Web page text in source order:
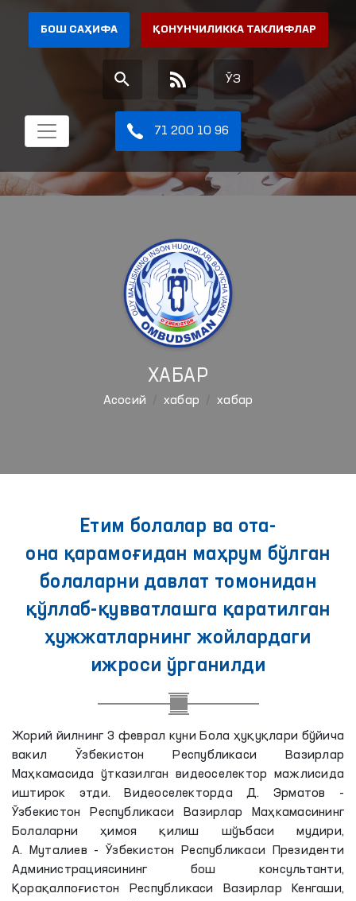
БОШ САҲИФА ҚОНУНЧИЛИККА ТАКЛИФЛАР
ЎЗ
71 200 10 96
ХАБАР
Aсосий хабар хабар
Етим болалар ва ота-
она қарамоғидан маҳрум бўлган
болаларни давлат томонидан
қўллаб-қувватлашга қаратилган
ҳужжатларнинг жойлардаги
ижроси ўрганилди
Жорий йилнинг 3 феврал куни Бола ҳуқуқлари бўйича
вакил Ўзбекистон Республикаси Вазирлар
Маҳкамасида ўтказилган видеоселектор мажлисида
иштирок этди. Видеоселекторда Д. Эрматов -
Ўзбекистон Республикаси Вазирлар Маҳкамасининг
Болаларни ҳимоя қилиш шўъбаси мудири,
А. Муталиев - Ўзбекистон Республикаси Президенти
Администрациясининг бош консультанти,
Қорақалпоғистон Республикаси Вазирлар Кенгаши,